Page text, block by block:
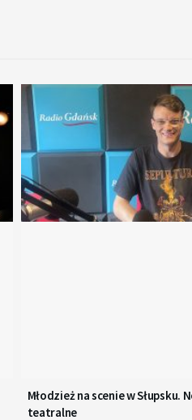
Młodzież na scenie w Słupsku.
teatralne